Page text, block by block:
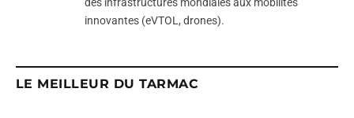
innovantes (eVTOL, drones).
LE MEILLEUR DU TARMAC